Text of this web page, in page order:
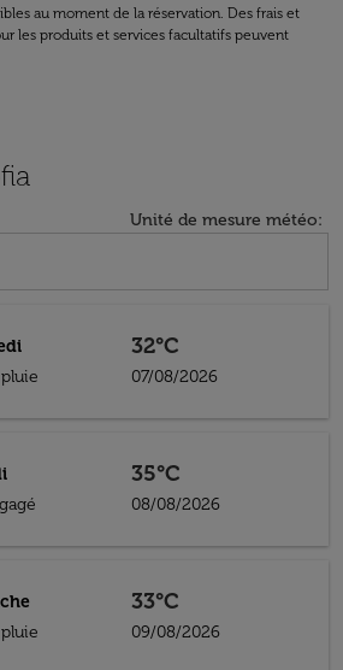
au moment de la réservation. Des frais et
les produits et services facultatifs peuvent
Unité de mesure météo:
32°C
07/08/2026
35°C
08/08/2026
33°C
09/08/2026